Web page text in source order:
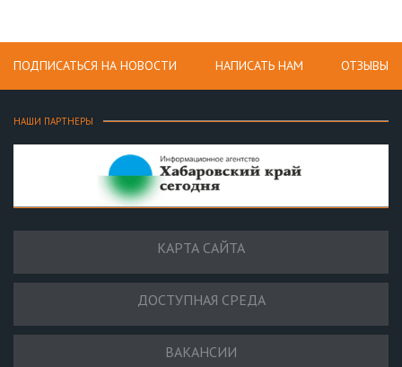
ПОДПИСАТЬСЯ НА НОВОСТИ НАПИСАТЬ НАМ ОТЗЫВЫ
НАШИ ПАРТНЕРЫ
КАРТА САЙТА
ДОСТУПНАЯ СРЕДА
ВАКАНСИИ